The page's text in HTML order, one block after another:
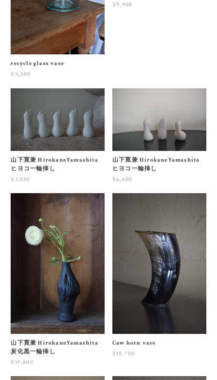
recycle glass vase
¥5,500
¥9,900
山下寛兼 HirokaneYamashita
ヒヨコ一輪挿し
¥3,850
山下寛兼 HirokaneYamashita
ヒヨコ一輪挿し
¥6,600
山下寛兼 HirokaneYamashita
炭化黒一輪挿し
¥19,800
Caw horn vase
¥18,700